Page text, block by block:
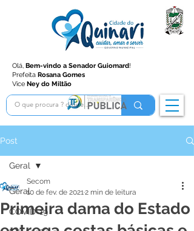
Olá, Bem-vindo a Senador Guiomard!
Prefeita Rosana Gomes
Vice Ney do Miltão
Post
Geral
COVID-19
Geral
Primeira dama do Estado
Secom
10 de fev. de 20212 min de leitura